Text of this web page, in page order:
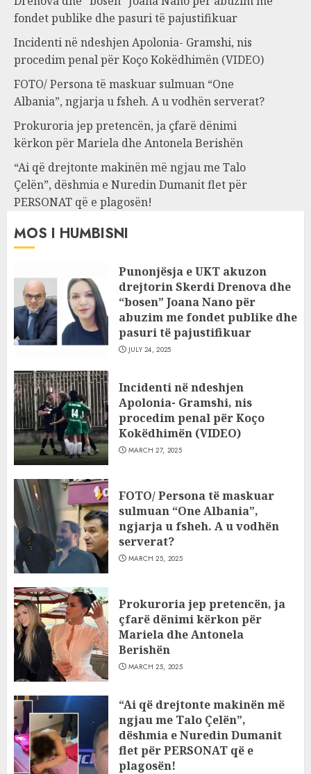
fondet publike dhe pasuri të pajustifikuar
Incidenti në ndeshjen Apolonia- Gramshi, nis
procedim penal për Koço Kokëdhimën (VIDEO)
FOTO/ Persona të maskuar sulmuan “One
Albania”, ngjarja u fsheh. A u vodhën serverat?
Prokuroria jep pretencën, ja çfarë dënimi
kërkon për Mariela dhe Antonela Berishën
“Ai që drejtonte makinën më ngjau me Talo
Çelën”, dëshmia e Nuredin Dumanit flet për
PERSONAT që e plagosën!
MOS I HUMBISNI
Punonjësja e UKT akuzon
drejtorin Skerdi Drenova dhe
“bosen” Joana Nano për
abuzim me fondet publike dhe
pasuri të pajustifikuar
JULY 24, 2025
Incidenti në ndeshjen
Apolonia- Gramshi, nis
procedim penal për Koço
Kokëdhimën (VIDEO)
MARCH 27, 2025
FOTO/ Persona të maskuar
sulmuan “One Albania”,
ngjarja u fsheh. A u vodhën
serverat?
MARCH 25, 2025
Prokuroria jep pretencën, ja
çfarë dënimi kërkon për
Mariela dhe Antonela
Berishën
MARCH 25, 2025
“Ai që drejtonte makinën më
ngjau me Talo Çelën”,
dëshmia e Nuredin Dumanit
flet për PERSONAT që e
plagosën!